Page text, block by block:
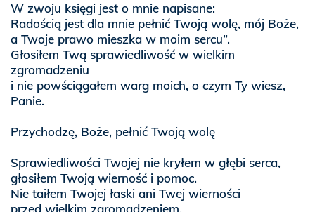
W zwoju księgi jest o mnie napisane:
Radością jest dla mnie pełnić Twoją wolę, mój Boże,
a Twoje prawo mieszka w moim sercu”.
Głosiłem Twą sprawiedliwość w wielkim
zgromadzeniu
i nie powściągałem warg moich, o czym Ty wiesz,
Panie.
Przychodzę, Boże, pełnić Twoją wolę
Sprawiedliwości Twojej nie kryłem w głębi serca,
głosiłem Twoją wierność i pomoc.
Nie taiłem Twojej łaski ani Twej wierności
przed wielkim zgromadzeniem.